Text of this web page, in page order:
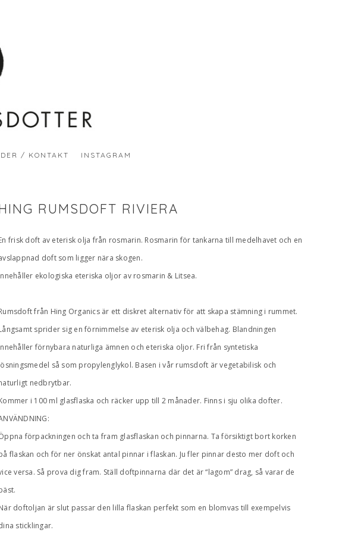
/ KONTAKT INSTAGRAM
RUMSDOFT RIVIERA
frisk doft av eterisk olja från rosmarin. Rosmarin för tankarna till medelhavet och en
doft som ligger nära skogen.
ekologiska eteriska oljor av rosmarin & Litsea.
från Hing Organics är ett diskret alternativ för att skapa stämning i rummet.
sprider sig en förnimmelse av eterisk olja och välbehag. Blandningen
förnybara naturliga ämnen och eteriska oljor. Fri från syntetiska
så som propylenglykol. Basen i vår rumsdoft är vegetabilisk och
nedbrytbar.
i 100 ml glasflaska och räcker upp till 2 månader. Finns i sju olika dofter.
förpackningen och ta fram glasflaskan och pinnarna. Ta försiktigt bort korken
flaskan och för ner önskat antal pinnar i flaskan. Ju fler pinnar desto mer doft och
versa. Så prova dig fram. Ställ doftpinnarna där det är “lagom” drag, så varar de
doftoljan är slut passar den lilla flaskan perfekt som en blomvas till exempelvis
sticklingar.